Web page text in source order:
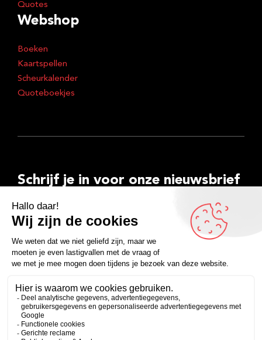
Quotes
Webshop
Boeken
Kaartspellen
Scheurkalender
Quoteboekjes
Schrijf je in voor onze nieuwsbrief
E-
mailadres
Inschrijven
FacebookInstagramLinkedInYouTubeSpotify